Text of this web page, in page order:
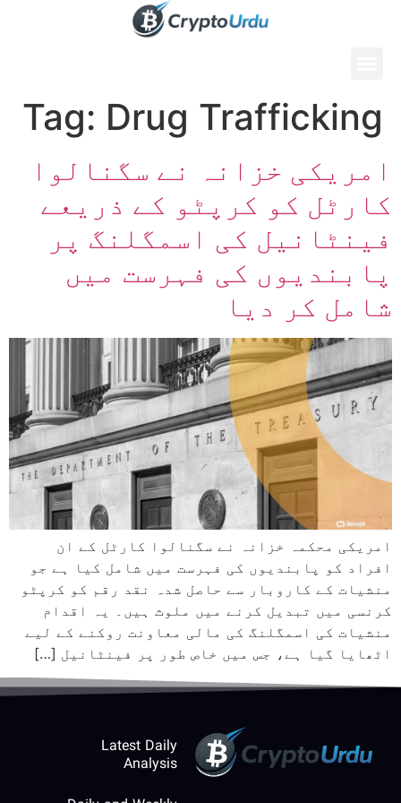
Tag: Drug Trafficking
امریکی خزانہ نے سگنالوا
کارٹل کو کرپٹو کے ذریعے
فینٹانیل کی اسمگلنگ پر
پابندیوں کی فہرست میں
شامل کر دیا
امریکی محکمہ خزانہ نے سگنالوا کارٹل کے ان
افراد کو پابندیوں کی فہرست میں شامل کیا ہے جو
منشیات کے کاروبار سے حاصل شدہ نقد رقم کو کرپٹو
کرنسی میں تبدیل کرنے میں ملوث ہیں۔ یہ اقدام
منشیات کی اسمگلنگ کی مالی معاونت روکنے کے لیے
اٹھایا گیا ہے، جس میں خاص طور پر فینٹانیل […]
Latest Daily
Analysis